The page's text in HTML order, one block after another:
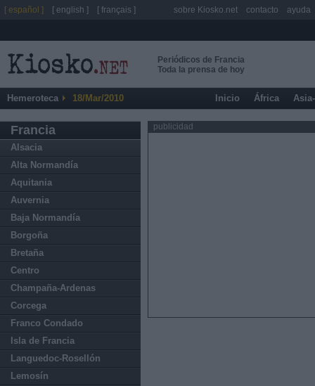
Periódicos de Francia
Toda la prensa de hoy
Hemeroteca 18/Mar/2010 Inicio África
Francia
Alsacia
Alta Normandía
Aquitania
Auvernia
Baja Normandía
Borgoña
Bretaña
Centro
Champaña-Ardenas
Corcega
Franco Condado
Isla de Francia
Languedoc-Rosellón
Lemosín
publicidad
[ español ] [ english ] [ français ] sobre Kiosko.net contacto ayuda